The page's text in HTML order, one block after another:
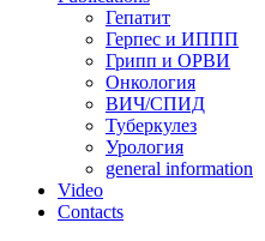
Гепатит
Герпес и ИППП
Грипп и ОРВИ
Онкология
ВИЧ/СПИД
Туберкулез
Урология
general information
Video
Contacts